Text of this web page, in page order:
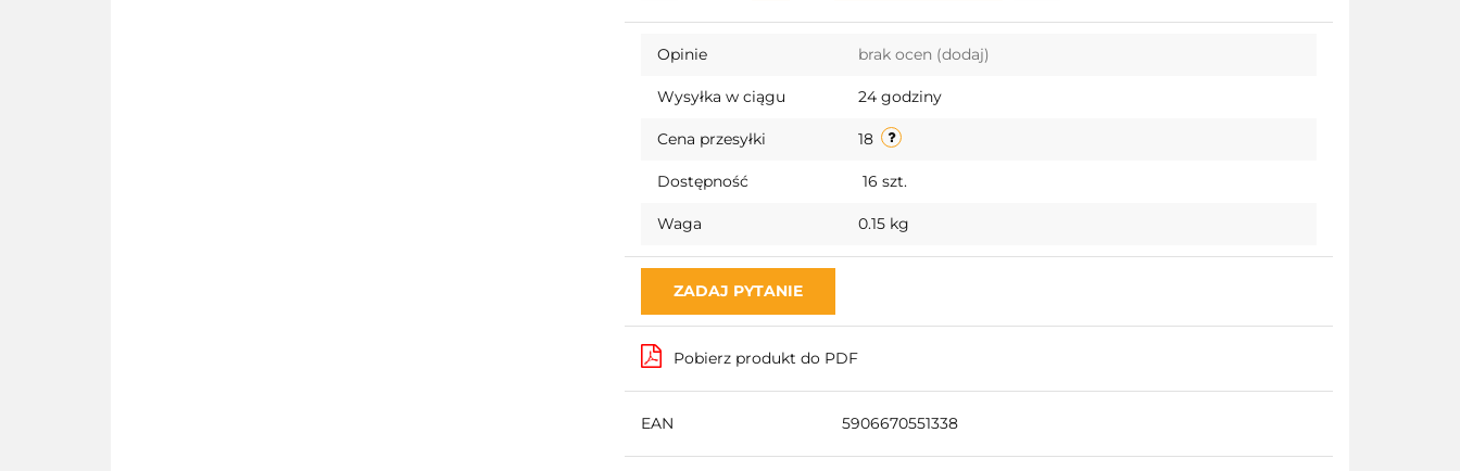
Do
Opinie brak ocen (dodaj)
Wysyłka w ciągu 24 godziny
Cena przesyłki 18
Dostępność 16 szt.
Waga 0.15 kg
ZADAJ PYTANIE
Pobierz produkt do PDF
EAN 5906670551338